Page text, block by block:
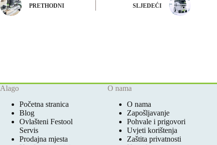
PRETHODNI SLJEDEĆI
Alago
Početna stranica
Blog
Ovlašteni Festool
Servis
Prodajna mjesta
O nama
O nama
Zapošljavanje
Pohvale i prigovori
Uvjeti korištenja
Zaštita privatnosti